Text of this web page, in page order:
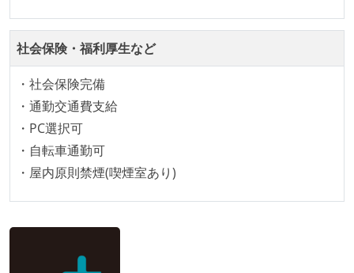
コード品質向上のための取り組み
本番にデプロイされるコードには、全てコードレビュ
ーまたはペアプログラミングを実施している
「リファクタリングは随時行われるべき」という価値
観をメンバー全員が共有しており、日常的に実施して
いる
何らかのコーディング規約をチーム全体で遵守するよ
うにしている
提出されたコードには自動的にリグレッションテスト
が実行される環境が構築されている
テストの実施度
社会保険・福利厚生など
・社会保険完備
・通勤交通費支給
・PC選択可
・自転車通勤可
・屋内原則禁煙(喫煙室あり)